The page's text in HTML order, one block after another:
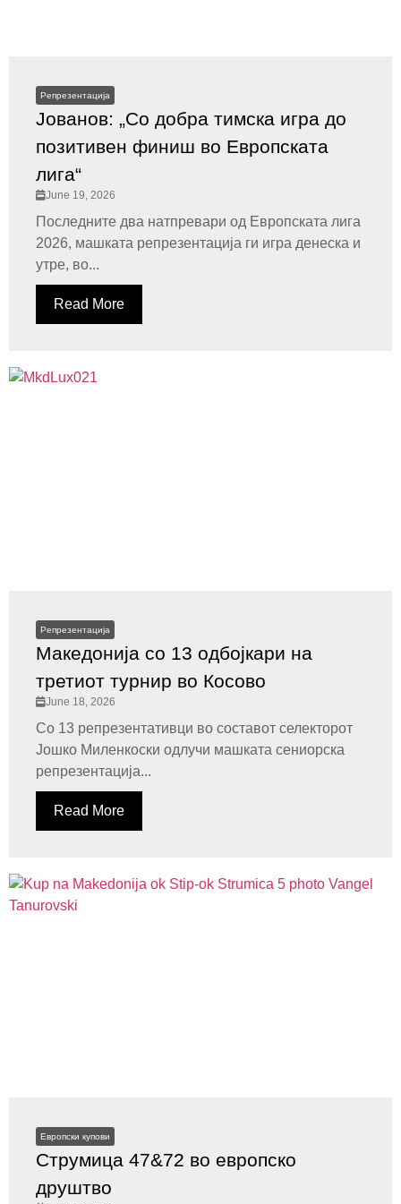
Репрезентација
Јованов: „Со добра тимска игра до
позитивен финиш во Европската
лига“
June 19, 2026
Последните два натпревари од Европската лига
2026, машката репрезентација ги игра денеска и
утре, во...
Read More
Репрезентација
Македонија со 13 одбојкари на
третиот турнир во Косово
June 18, 2026
Со 13 репрезентативци во составот селекторот
Јошко Миленкоски одлучи машката сениорска
репрезентација...
Read More
Европски купови
Струмица 47&72 во европско
друштво